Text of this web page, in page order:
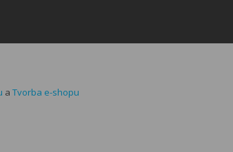
a Tvorba e-shopu